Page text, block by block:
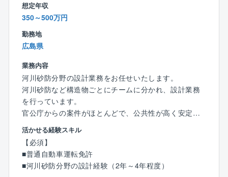
「健康経営優良法人（ホワイト500）」（大規模法人部
門）に7年連続で認定！
社員の健康維持・向上を図る取り組みを積極的に展
開。
は先駆けて健康増進に取り組んでいます。
■組織風土：
同社の強みは「総合力」と「チームとしてのまとま
り」。
交通運輸・農業・環境・地盤・情報・電力など、同社
には様々な分野のスペシャリストが在籍しており、他
部門からアドバイスを頂くこともございます。
またチームで動くことが多い仕事ですので、チーム力
想定年収
350～500万円
勤務地
広島県
業務内容
河川砂防分野の設計業務をお任せいたします。
河川砂防など構造物ごとにチームに分かれ、設計業務
を行っています。
官公庁からの案件がほとんどで、公共性が高く安定し
た経営基盤があります。
【河川砂防部門】
各種河川砂防構造物設計
河川砂防設計
活かせる経験スキル
【必須】
■普通自動車運転免許
■河川砂防分野の設計経験（2年～4年程度）